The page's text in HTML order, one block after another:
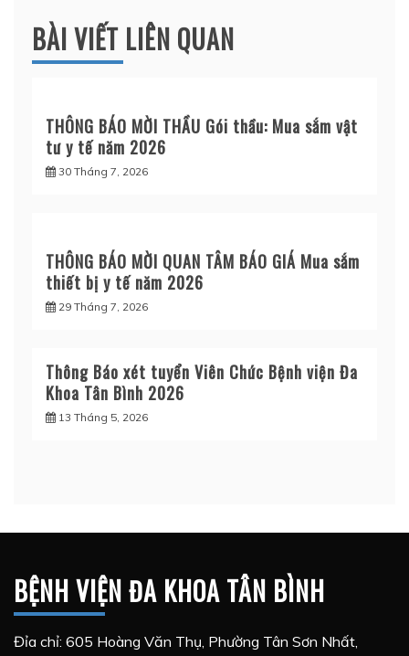
BÀI VIẾT LIÊN QUAN
THÔNG BÁO MỜI THẦU Gói thầu: Mua sắm vật
tư y tế năm 2026
30 Tháng 7, 2026
THÔNG BÁO MỜI QUAN TÂM BÁO GIÁ Mua sắm
thiết bị y tế năm 2026
29 Tháng 7, 2026
Thông Báo xét tuyển Viên Chức Bệnh viện Đa
Khoa Tân Bình 2026
13 Tháng 5, 2026
BỆNH VIỆN ĐA KHOA TÂN BÌNH
Đỉa chỉ: 605 Hoàng Văn Thụ, Phường Tân Sơn Nhất,